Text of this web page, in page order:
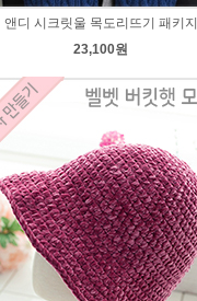
앤디 시크릿울 목도리뜨기 패키지
23,100원